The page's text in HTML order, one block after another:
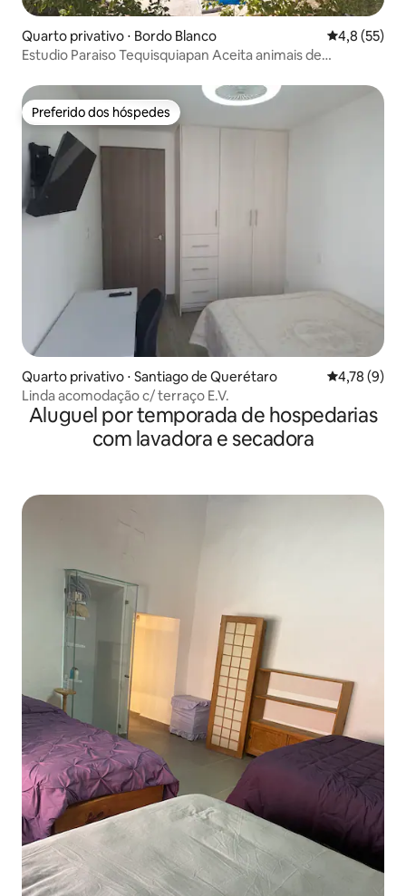
Quarto privativo ⋅ Bordo Blanco 4,8 de uma
4,8 (55)
Estudio Paraiso Tequisquiapan Aceita animais de
Preferido dos hóspedes
Preferido dos hóspedes
Quarto privativo ⋅ Santiago de Querétaro 4,78 de
4,78 (9)
Linda acomodação c/ terraço E.V.
Aluguel por temporada de hospedarias
com lavadora e secadora